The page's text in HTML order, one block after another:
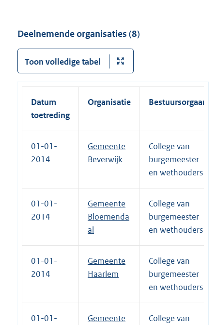
Deelnemende organisaties (8)
Toon volledige tabel
Datum
toetreding
Organisatie Bestuursorgaan
01-01-
2014
Gemeente
Beverwijk
College van
burgemeester
en wethouders
01-01-
2014
Gemeente
Bloemenda
al
College van
burgemeester
en wethouders
01-01-
2014
Gemeente
Haarlem
College van
burgemeester
en wethouders
01-01-
Gemeente
College van